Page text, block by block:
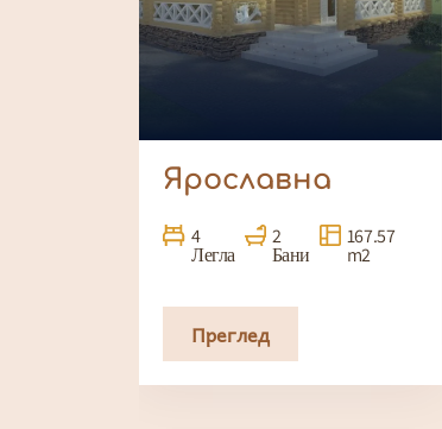
Ярославна
4
Легла
2
Бани
167.57
m2
Преглед